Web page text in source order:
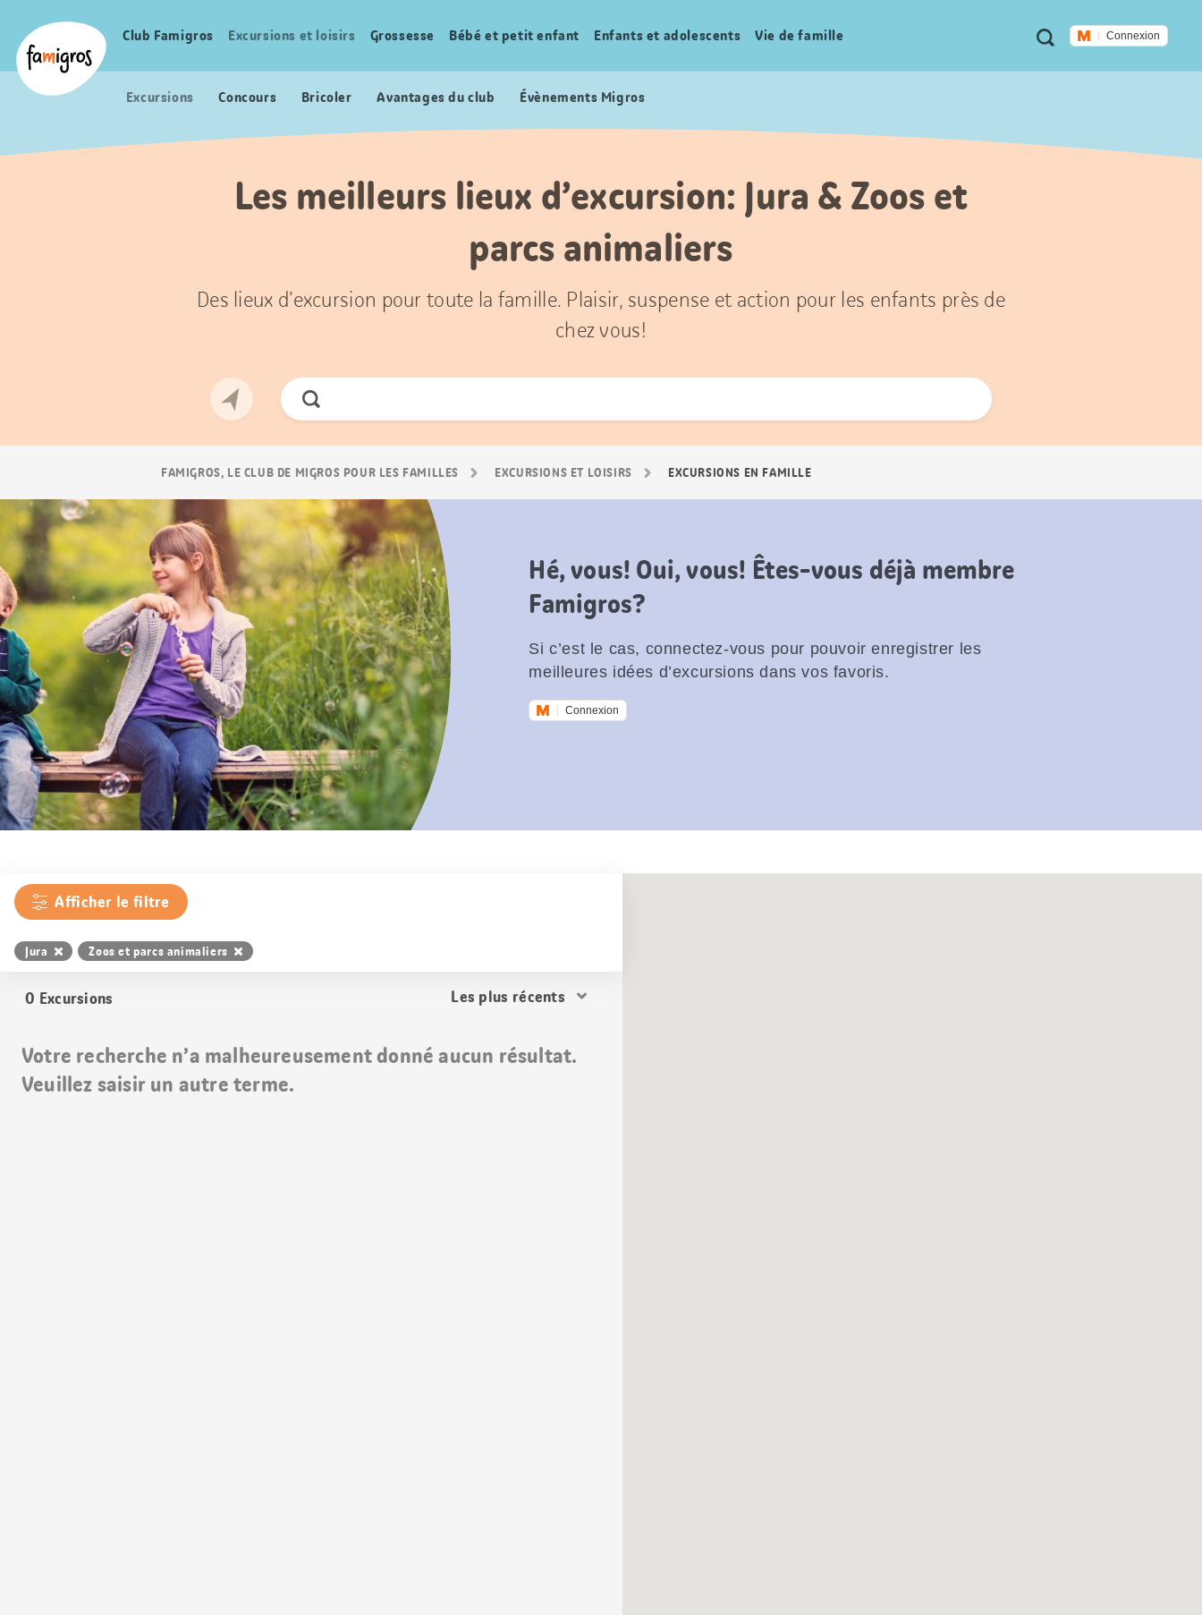
navigation
Logo
Métanavigation
RechercheConnexion
Navigation
Club Famigros Excursions et loisirs Grossesse Bébé et petit enfant Enfants et adolescents Vie de famille
Excursions Concours Bricoler Avantages du club Évènements Migros
Les meilleurs lieux d’excursion: Jura & Zoos et
parcs animaliers
Des lieux d’excursion pour toute la famille. Plaisir, suspense et action pour les enfants près de
chez vous!
Chercher
FAMIGROS, LE CLUB DE MIGROS POUR LES FAMILLES EXCURSIONS ET LOISIRS EXCURSIONS EN FAMILLE
Hé, vous! Oui, vous! Êtes-vous déjà membre
Famigros?
Si c’est le cas, connectez-vous pour pouvoir enregistrer les
meilleures idées d’excursions dans vos favoris.
Connexion
Afficher le filtre
Jura Zoos et parcs animaliers
0 Excursions
Trier
Votre recherche n’a malheureusement donné aucun résultat.
Veuillez saisir un autre terme.